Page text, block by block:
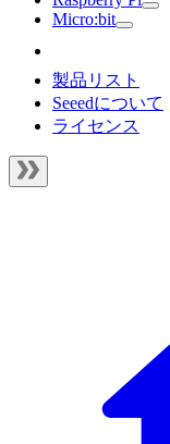
Micro:bit
製品リスト
Seeedについて
ライセンス